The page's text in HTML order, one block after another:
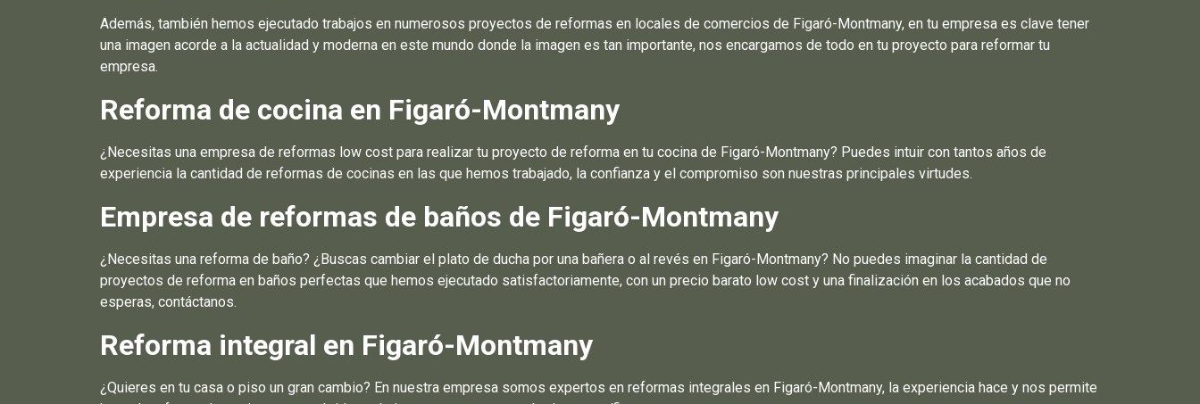
Además, también hemos ejecutado trabajos en numerosos proyectos de reformas en locales de comercios de Figaró-Montmany, en tu empresa es clave tener
una imagen acorde a la actualidad y moderna en este mundo donde la imagen es tan importante, nos encargamos de todo en tu proyecto para reformar tu
empresa.
Reforma de cocina en Figaró-Montmany
¿Necesitas una empresa de reformas low cost para realizar tu proyecto de reforma en tu cocina de Figaró-Montmany? Puedes intuir con tantos años de
experiencia la cantidad de reformas de cocinas en las que hemos trabajado, la confianza y el compromiso son nuestras principales virtudes.
Empresa de reformas de baños de Figaró-Montmany
¿Necesitas una reforma de baño? ¿Buscas cambiar el plato de ducha por una bañera o al revés en Figaró-Montmany? No puedes imaginar la cantidad de
proyectos de reforma en baños perfectas que hemos ejecutado satisfactoriamente, con un precio barato low cost y una finalización en los acabados que no
esperas, contáctanos.
Reforma integral en Figaró-Montmany
¿Quieres en tu casa o piso un gran cambio? En nuestra empresa somos expertos en reformas integrales en Figaró-Montmany, la experiencia hace y nos permite